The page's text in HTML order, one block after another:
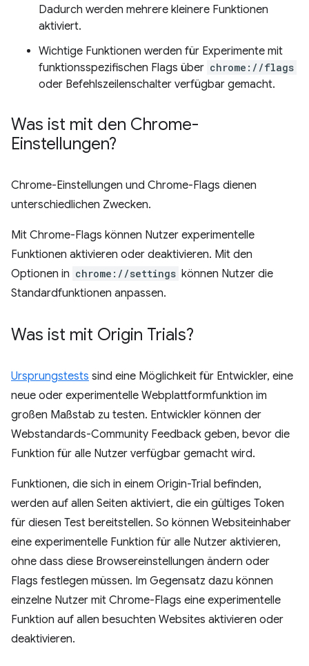
Dadurch werden mehrere kleinere Funktionen
aktiviert.
Wichtige Funktionen werden für Experimente mit
funktionsspezifischen Flags über chrome://flags
oder Befehlszeilenschalter verfügbar gemacht.
Was ist mit den Chrome-
Einstellungen?
Chrome-Einstellungen und Chrome-Flags dienen
unterschiedlichen Zwecken.
Mit Chrome-Flags können Nutzer experimentelle
Funktionen aktivieren oder deaktivieren. Mit den
Optionen in chrome://settings können Nutzer die
Standardfunktionen anpassen.
Was ist mit Origin Trials?
Ursprungstests sind eine Möglichkeit für Entwickler, eine
neue oder experimentelle Webplattformfunktion im
großen Maßstab zu testen. Entwickler können der
Webstandards-Community Feedback geben, bevor die
Funktion für alle Nutzer verfügbar gemacht wird.
Funktionen, die sich in einem Origin-Trial befinden,
werden auf allen Seiten aktiviert, die ein gültiges Token
für diesen Test bereitstellen. So können Websiteinhaber
eine experimentelle Funktion für alle Nutzer aktivieren,
ohne dass diese Browsereinstellungen ändern oder
Flags festlegen müssen. Im Gegensatz dazu können
einzelne Nutzer mit Chrome-Flags eine experimentelle
Funktion auf allen besuchten Websites aktivieren oder
deaktivieren.